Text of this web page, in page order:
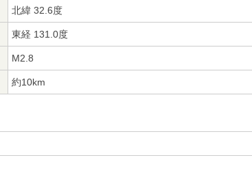
北緯 32.6度
東経 131.0度
M2.8
約10km